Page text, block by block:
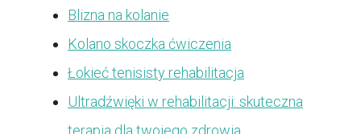
Blizna na kolanie
Kolano skoczka ćwiczenia
Łokieć tenisisty rehabilitacja
Ultradźwięki w rehabilitacji: skuteczna
terapia dla twojego zdrowia